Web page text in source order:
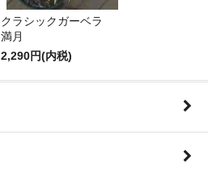
クラシックガーベラ
満月
2,290円(内税)